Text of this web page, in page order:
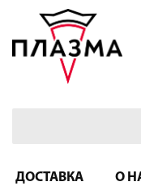
ДОСТАВКА О